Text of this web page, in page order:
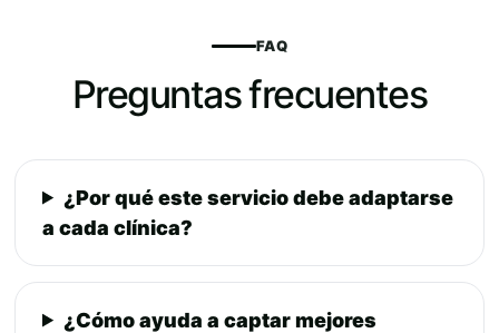
FAQ
Preguntas frecuentes
¿Por qué este servicio debe adaptarse
a cada clínica?
¿Cómo ayuda a captar mejores